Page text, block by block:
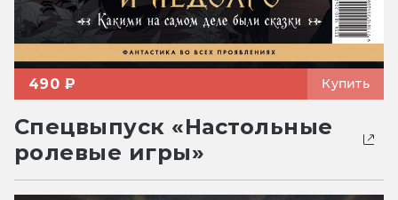
490 ₽ Купить
Спецвыпуск «Настольные
ролевые игры»